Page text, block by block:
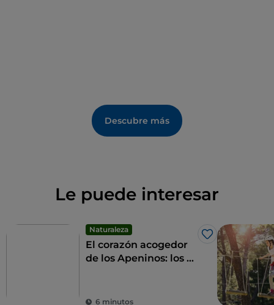
Descubre más
Le puede interesar
Naturaleza
Me gusta
El corazón acogedor
de los Apeninos: los 9
6 minutos